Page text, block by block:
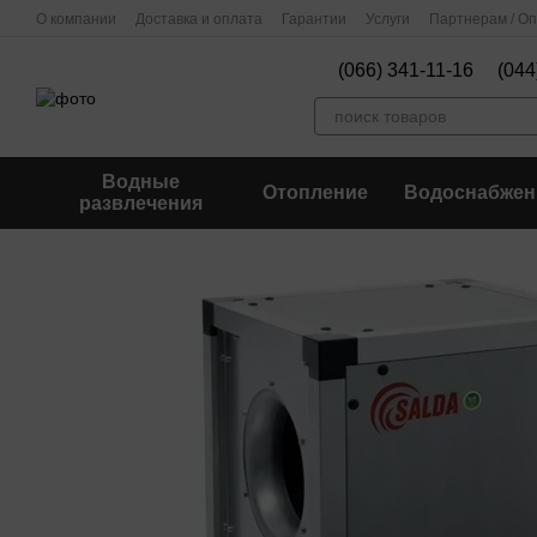
Перейти к основному контенту
О компании Доставка и оплата Гарантии Услуги Партнерам /
(066) 341-11-16
Водные
развлечения
Отопление